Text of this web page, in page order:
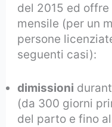
del 2015 ed
mensile (per un
persone
seguenti casi):
dimissioni
(da 300 giorni
del parto e fino